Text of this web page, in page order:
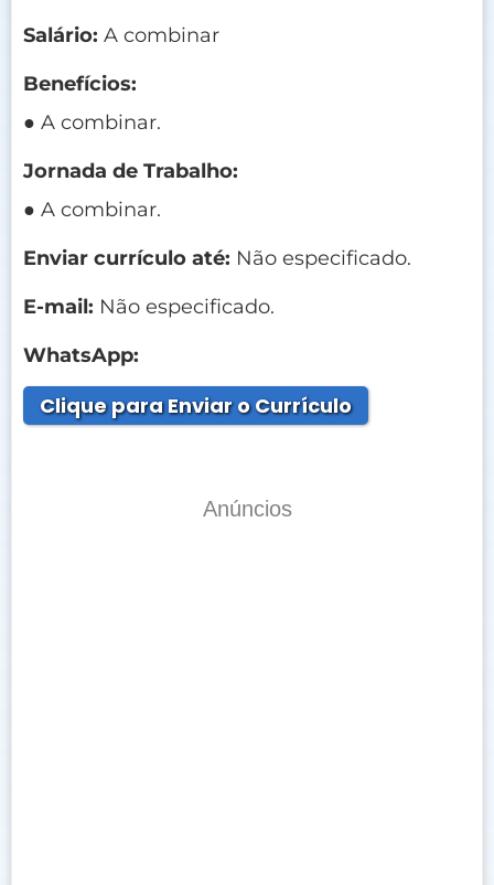
Salário: A combinar
Benefícios:
● A combinar.
Jornada de Trabalho:
● A combinar.
Enviar currículo até: Não especificado.
E-mail: Não especificado.
WhatsApp:
Clique para Enviar o Currículo
Anúncios